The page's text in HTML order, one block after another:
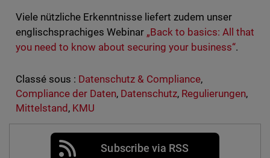
Viele nützliche Erkenntnisse liefert zudem unser
englischsprachiges Webinar „Back to basics: All that
you need to know about securing your business“.
Classé sous : Datenschutz & Compliance,
Compliance der Daten, Datenschutz, Regulierungen,
Mittelstand , KMU
Subscribe via RSS